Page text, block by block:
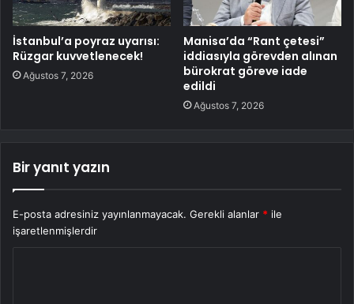
İstanbul’a poyraz uyarısı:
Rüzgar kuvvetlenecek!
Ağustos 7, 2026
Manisa’da “Rant çetesi”
iddiasıyla görevden alınan
bürokrat göreve iade
edildi
Ağustos 7, 2026
Bir yanıt yazın
E-posta adresiniz yayınlanmayacak. Gerekli alanlar * ile
işaretlenmişlerdir